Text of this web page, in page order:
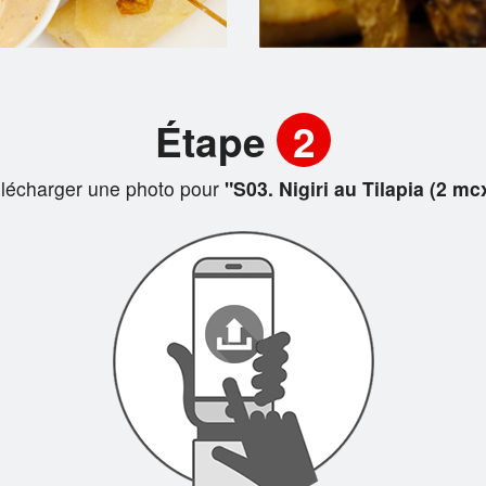
Étape 2
une photo pour "S03. Nigiri au Tilapia (2